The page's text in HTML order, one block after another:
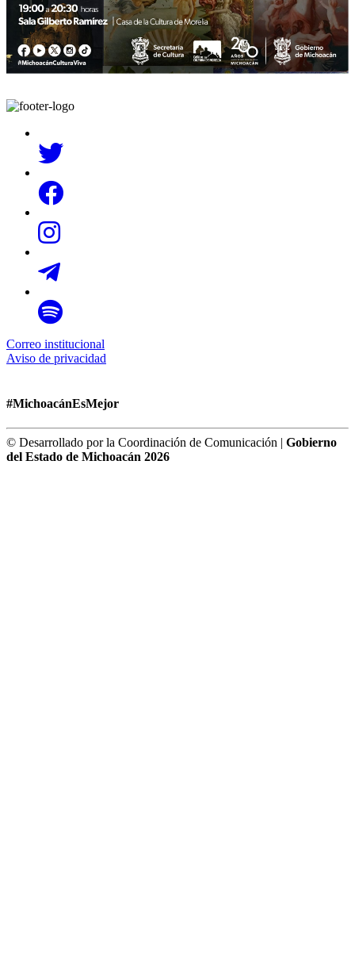
Correo institucional
Aviso de privacidad
#MichoacánEsMejor
© Desarrollado por la Coordinación de Comunicación | Gobierno
del Estado de Michoacán 2026